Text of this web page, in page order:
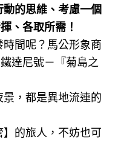
動的思維、考慮一個
、各取所需！
間呢？馬公形象商
達尼號－『菊島之
，都是異地流連的
的旅人，不妨也可